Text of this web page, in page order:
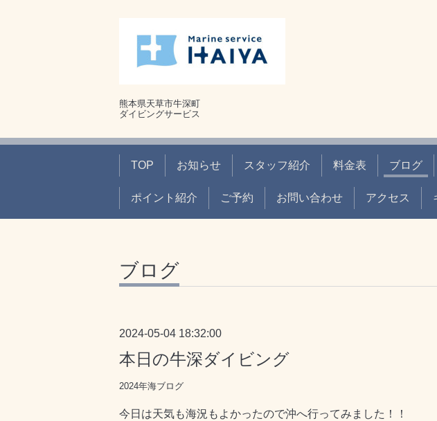
熊本県天草市牛深町
ダイビングサービス
TOP お知らせ スタッフ紹介 料金表 ブログ
ポイント紹介 ご予約 お問い合わせ アクセス
ブログ
2024-05-04 18:32:00
本日の牛深ダイビング
2024年海ブログ
今日は天気も海況もよかったので沖へ行ってみました！！